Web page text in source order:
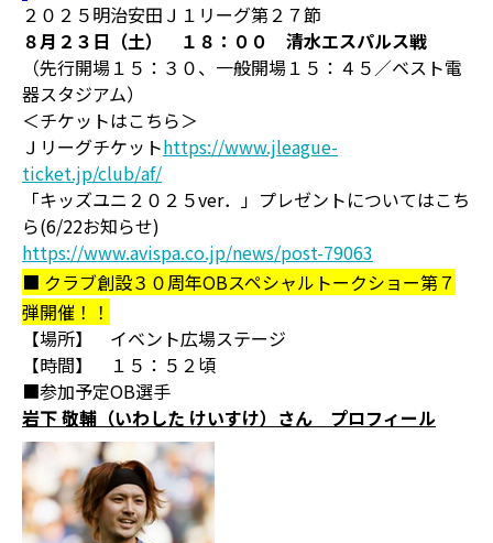
２０２５明治安田Ｊ１リーグ第２７節
８月２３日（土） １８：００ 清水エスパルス戦
（先行開場１５：３０、一般開場１５：４５／ベスト電
器スタジアム）
＜チケットはこちら＞
Ｊリーグチケットhttps://www.jleague-
ticket.jp/club/af/
「キッズユニ２０２５ver．」プレゼントについてはこち
ら(6/22お知らせ)
https://www.avispa.co.jp/news/post-79063
■ クラブ創設３０周年OBスペシャルトークショー第７
弾開催！！
【場所】 イベント広場ステージ
【時間】 １５：５２頃
■参加予定OB選手
岩下 敬輔（いわした けいすけ）さん プロフィール